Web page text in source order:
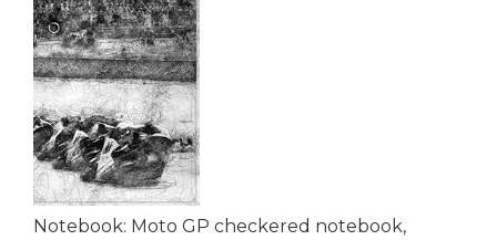
Notebook: Moto GP checkered notebook,